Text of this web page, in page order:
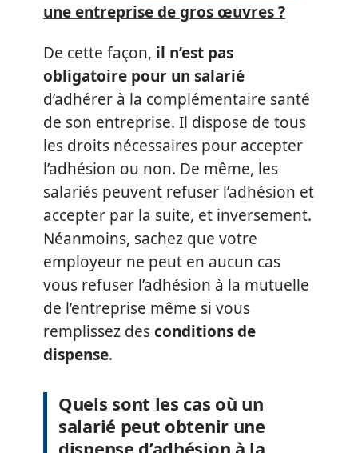
une entreprise de gros œuvres ?
De cette façon, il n’est pas
obligatoire pour un salarié
d’adhérer à la complémentaire santé
de son entreprise. Il dispose de tous
les droits nécessaires pour accepter
l’adhésion ou non. De même, les
salariés peuvent refuser l’adhésion et
accepter par la suite, et inversement.
Néanmoins, sachez que votre
employeur ne peut en aucun cas
vous refuser l’adhésion à la mutuelle
de l’entreprise même si vous
remplissez desconditions de
dispense.
Quels sont les cas où un
salarié peut obtenir une
dispense d’adhésion à la